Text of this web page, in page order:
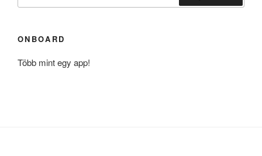
ONBOARD
Több mint egy app!